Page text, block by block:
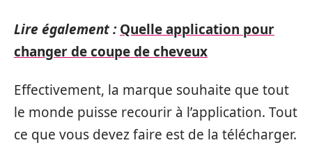
Lire également : Quelle application pour
changer de coupe de cheveux
Effectivement, la marque souhaite que tout
le monde puisse recourir à l’application. Tout
ce que vous devez faire est de la télécharger.